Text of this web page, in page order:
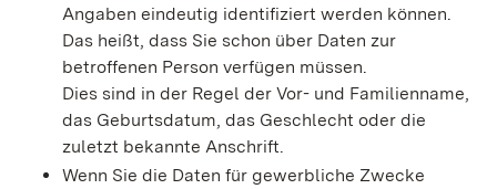
Angaben eindeutig identifiziert werden können.
Das heißt, dass Sie schon über Daten zur
betroffenen Person verfügen müssen.
Dies sind in der Regel der Vor- und Familienname,
das Geburtsdatum, das Geschlecht oder die
zuletzt bekannte Anschrift.
Wenn Sie die Daten für gewerbliche Zwecke